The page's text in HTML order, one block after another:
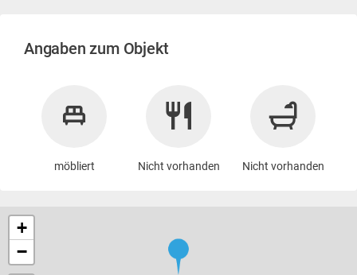
Angaben zum Objekt
möbliert Nicht vorhanden Nicht vorhanden
+
−